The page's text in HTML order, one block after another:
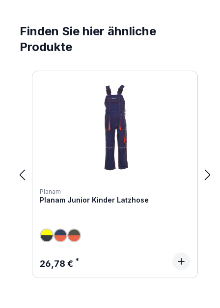
Finden Sie hier ähnliche
Produkte
Produktgalerie überspringen
Planam
Planam Junior Kinder Latzhose
Regulärer Preis:
26,78 €